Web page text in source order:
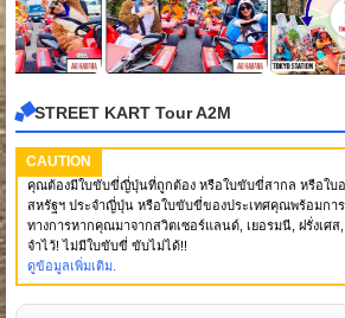
STREET KART Tour A2M
CAUTION
คุณต้องมีใบขับขี่ญี่ปุ่นที่ถูกต้อง หรือใบขับขี่สากล หรือใบ
สหรัฐฯ ประจำญี่ปุ่น หรือใบขับขี่ของประเทศคุณพร้อมกา
ทางการหากคุณมาจากสวิตเซอร์แลนด์, เยอรมนี, ฝรั่งเศส
จำไว้! ไม่มีใบขับขี่ ขับไม่ได้!!
ดูข้อมูลเพิ่มเติม.